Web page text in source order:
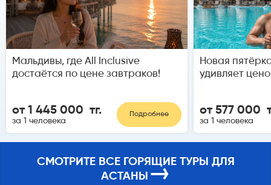
Мальдивы, где All Inclusive
достаётся по цене завтраков!
от 1 445 000 тг.
за 1 человека
Подробнее
Новая
удивляет
от 577 000
за 1 человека
СМОТРИТЕ ВСЕ ГОРЯЩИЕ ТУРЫ ДЛЯ
АСТАНЫ →